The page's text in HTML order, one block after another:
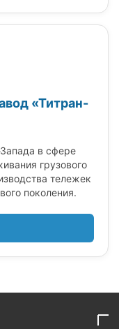
«Титран-
в сфере
грузового
тележек
поколения.